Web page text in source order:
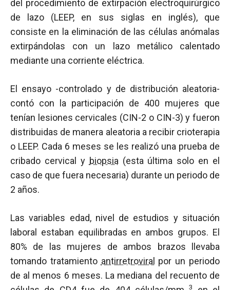
del procedimiento de extirpación electroquirúrgico
de lazo (LEEP, en sus siglas en inglés), que
consiste en la eliminación de las células anómalas
extirpándolas con un lazo metálico calentado
mediante una corriente eléctrica.
El ensayo -controlado y de distribución aleatoria-
contó con la participación de 400 mujeres que
tenían lesiones cervicales (CIN-2 o CIN-3) y fueron
distribuidas de manera aleatoria a recibir crioterapia
o LEEP. Cada 6 meses se les realizó una prueba de
cribado cervical y biopsia (esta última solo en el
caso de que fuera necesaria) durante un periodo de
2 años.
Las variables edad, nivel de estudios y situación
laboral estaban equilibradas en ambos grupos. El
80% de las mujeres de ambos brazos llevaba
tomando tratamiento antirretroviral por un periodo
de al menos 6 meses. La mediana del recuento de
3